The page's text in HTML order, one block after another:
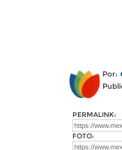
Por:
PERMALINK:
FOTO: